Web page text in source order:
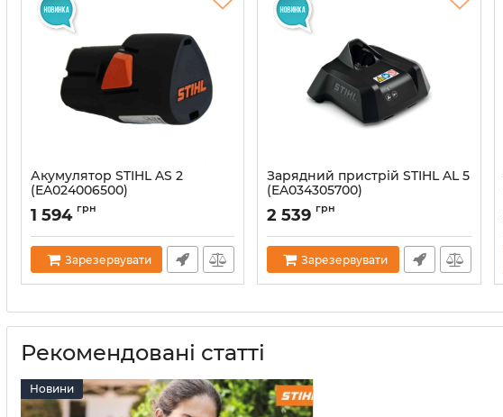
Акумулятор STIHL AS 2
(EA024006500)
Артикул: 38033
1 594 грн
Зарезервувати
Зарядний пристрій STIHL AL 5
(EA034305700)
Артикул: 60527
2 539 грн
Зарезервувати
Рекомендовані статті
Новини